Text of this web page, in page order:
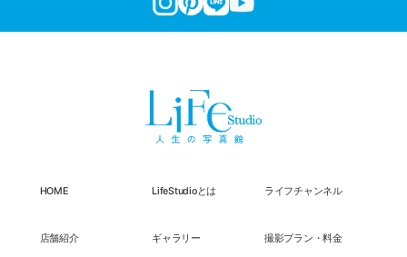
HOME LifeStudioとは ライフチャンネル
店舗紹介 ギャラリー 撮影プラン・料金